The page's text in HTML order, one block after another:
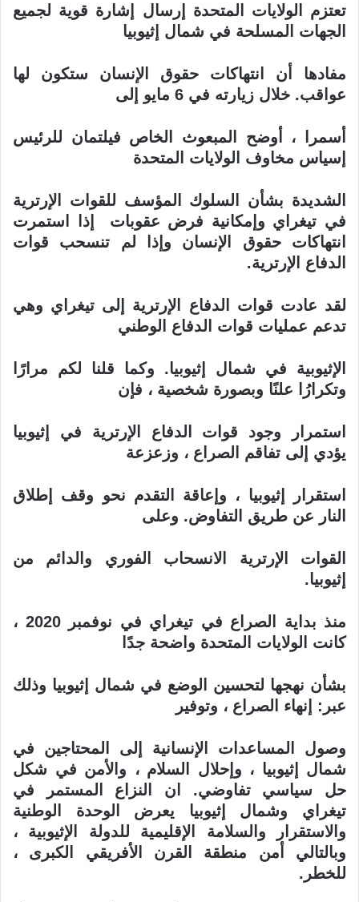
تعتزم الولايات المتحدة إرسال إشارة قوية لجميع
الجهات المسلحة في شمال إثيوبيا
مفادها أن انتهاكات حقوق الإنسان ستكون لها
عواقب. خلال زيارته في 6 مايو إلى
أسمرا ، أوضح المبعوث الخاص فيلتمان للرئيس
إسياس مخاوف الولايات المتحدة
الشديدة بشأن السلوك المؤسف للقوات الإرترية
في تيغراي وإمكانية فرض عقوبات إذا
استمرت
انتهاكات حقوق الإنسان وإذا لم تنسحب قوات
الدفاع الإرترية.
لقد عادت قوات الدفاع الإرترية إلى تيغراي وهي
تدعم عمليات قوات الدفاع الوطني
الإثيوبية في شمال إثيوبيا. وكما قلنا لكم مرارًا
وتكرارُا علنًا وبصورة شخصية ، فإن
استمرار وجود قوات الدفاع الإرترية في إثيوبيا
يؤدي إلى تفاقم الصراع ، وزعزعة
استقرار إثيوبيا ، وإعاقة التقدم نحو وقف إطلاق
النار عن طريق التفاوض. وعلى
القوات الإرترية الانسحاب الفوري والدائم من
إثيوبيا.
منذ بداية الصراع في تيغراي في نوفمبر 2020 ،
كانت الولايات المتحدة واضحة جدًا
بشأن نهجها لتحسين الوضع في شمال إثيوبيا وذلك
عبر: إنهاء الصراع ، وتوفير
وصول المساعدات الإنسانية إلى المحتاجين في
شمال إثيوبيا ، وإحلال السلام ، والأمن في شكل
حل سياسي تفاوضي. ان النزاع المستمر في
تيغراي وشمال إثيوبيا يعرض الوحدة الوطنية
والاستقرار والسلامة الإقليمية للدولة الإثيوبية ،
وبالتالي أمن منطقة
القرن الأفريقي الكبرى ،
للخطر .